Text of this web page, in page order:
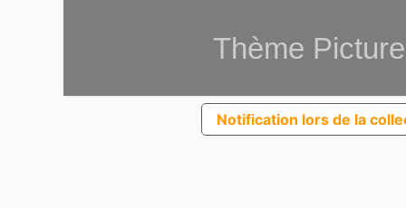
Thème
Notification lors de la